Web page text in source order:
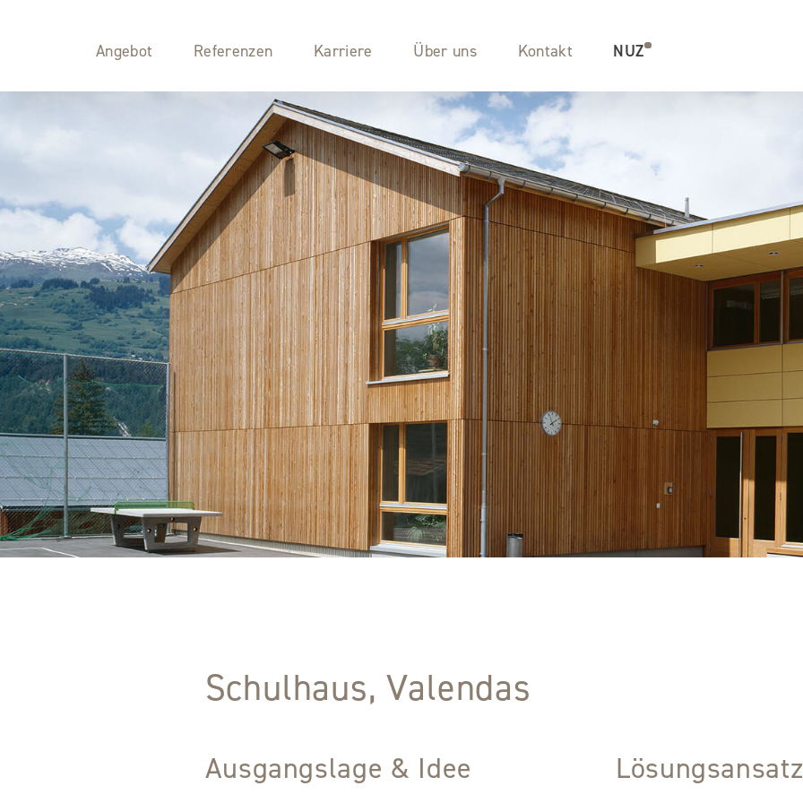
Angebot Referenzen Karriere Über uns Kontakt NUZ
Schulhaus, Valendas
Ausgangslage & Idee Lösungsansatz